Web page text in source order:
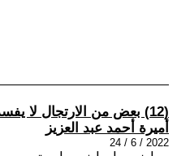
(12) بعض من الارتجال لا يفسد للعلم قضية
أميرة أحمد عبد العزيز
2022 / 6 / 24